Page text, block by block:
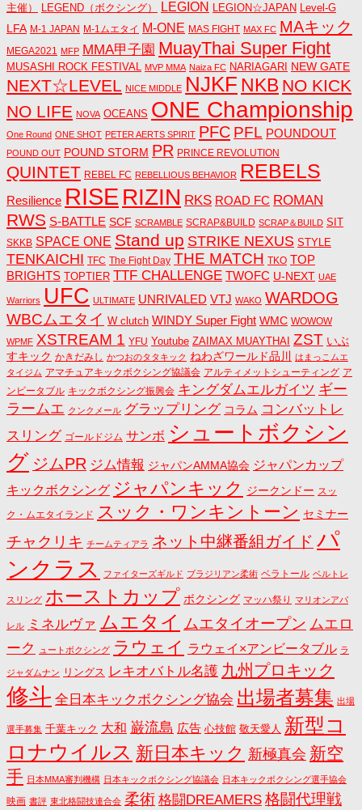
主催）
LEGEND（ボクシング） LEGION LEGION☆JAPAN Level-G
LFA M-1 JAPAN M-1ムエタイ M-ONE MAS FIGHT MAX FC MAキック
MEGA2021 MFP MMA甲子園 MuayThai Super Fight
MUSASHI ROCK FESTIVAL MVP MMA Naiza FC NARIAGARI NEW GATE
NEXT☆LEVEL NICE MIDDLE NJKF NKB NO KICK
NO LIFE NOVA OCEANS ONE Championship
One Round ONE SHOT PETER AERTS SPIRIT PFC PFL POUNDOUT
POUND OUT POUND STORM PR PRINCE REVOLUTION
QUINTET REBEL FC REBELLIOUS BEHAVIOR REBELS
Resilience RISE RIZIN RKS ROAD FC ROMAN
RWS S-BATTLE SCF SCRAMBLE SCRAP&BUILD SCRAP＆BUILD SIT
SKKB SPACE ONE Stand up STRIKE NEXUS STYLE
TENKAICHI TFC The Fight Day THE MATCH TKO TOP
BRIGHTS TOPTIER TTF CHALLENGE TWOFC U-NEXT UAE
Warriors UFC ULTIMATE UNRIVALED VTJ WAKO WARDOG
WBCムエタイ W clutch WINDY Super Fight WMC WOWOW
WPMF XSTREAM 1 YFU Youtube ZAIMAX MUAYTHAI ZST いぶ
すキック かきだみし かつおのタタキック ねわざワールド品川 はまっこムエ
タイジム アマチュアキックボクシング協議会 アルティメットシューティング ア
ンビータブル キックボクシング振興会 キングダムエルガイツ ギー
ラームエ クンクメール グラップリング コラム コンバットレ
スリング ゴールドジム サンボ シュートボクシン
グ ジムPR ジム情報 ジャパンAMMA協会 ジャパンカップ
キックボクシング ジャパンキック ジークンドー スッ
ク・ムエタイランド スック・ワンキントーン セミナー
チャクリキ チームティアラ ネット中継番組ガイド パ
ンクラス
ファイターズギルド ブラジリアン柔術 ベラトール ベルトレ
スリング ホーストカップ ボクシング マッハ祭り マリオンアパ
レル ミネルヴァ ムエタイ ムエタイオープン ムエロ
ーク
ュートボクシング ラウェイ ラウェイ×アンビータブル ラ
ジャダムナン リングス レキオバトル名護 九州プロキック
修斗 全日本キックボクシング協会 出場者募集 出場
選手募集 千葉キック 大和 巌流島 広告 心技館 敬天愛人 新型コ
ロナウイルス 新日本キック 新極真会 新空
手 日本MMA審判機構 日本キックボクシング協議会 日本キックボクシング選手協会
映画 書評 東北格闘技連合会 柔術 格闘DREAMERS 格闘代理戦